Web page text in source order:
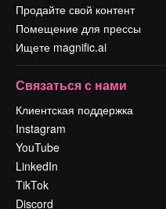
Продайте свой контент
Помещение для прессы
Ищете magnific.ai
Связаться с нами
Клиентская поддержка
Instagram
YouTube
LinkedIn
TikTok
Discord